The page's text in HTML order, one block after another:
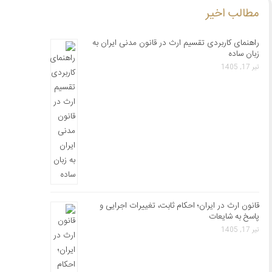
مطالب اخیر
راهنمای کاربردی تقسیم ارث در قانون مدنی ایران به
زبان ساده
تیر 17, 1405
قانون ارث در ایران؛ احکام ثابت، تغییرات اجرایی و
پاسخ به شایعات
تیر 17, 1405